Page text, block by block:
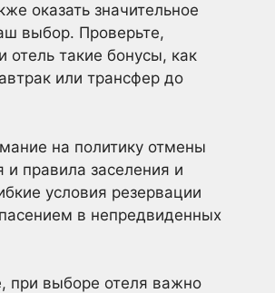
оказать значительное
выбор. Проверьте,
отель такие бонусы, как
или трансфер до
на политику отмены
и правила заселения и
условия резервации
в непредвиденных
при выборе отеля важно